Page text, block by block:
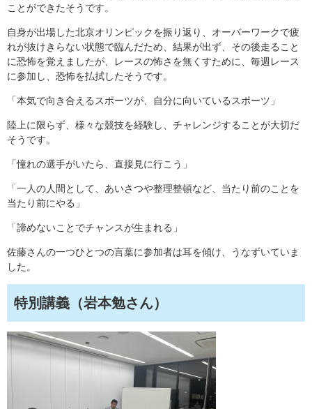
ことができたそうです。
自身が出場した北京オリンピックを振り返り、オーバーワークで疲
れが抜けきらない状態で臨んだため、結果が出ず、その後走ること
に恐怖を覚えましたが、レースの怖さを無くすために、毎週レース
に参加し、恐怖を払拭したそうです。
「本気で向き合えるスポーツが、自分に向いているスポーツ」
陸上に限らず、様々な競技を経験し、チャレンジすることが大切だ
そうです。
「憧れの選手がいたら、直接見に行こう」
「一人の人間として、あいさつや整理整頓など、当たり前のことを
当たり前にやる」
「諦めないことでチャンスが生まれる」
佐藤さんの一つひとつの言葉に参加者は耳を傾け、うなずいていま
した。
特別講義（岩本勉さん）